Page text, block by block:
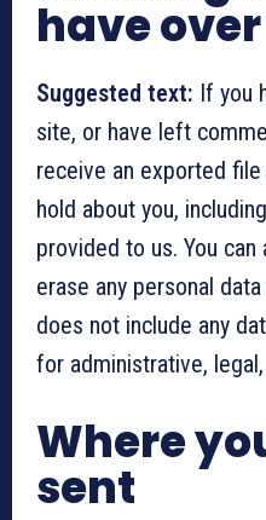
have
Suggested text: If you
site, or have left
receive an exported
hold about you,
provided to us. You
erase any personal
does not include any
for administrative,
Where
sent